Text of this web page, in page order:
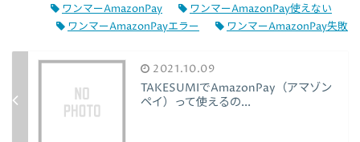
ワンマーAmazonPay
ワンマーAmazonPay使えない
ワンマーAmazonPayエラー
ワンマーAmazonPay失敗
2021.10.09
TAKESUMIでAmazonPay（アマゾン
ペイ）って使えるの...